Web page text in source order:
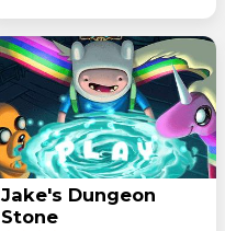
Jake's Dungeon
Stone